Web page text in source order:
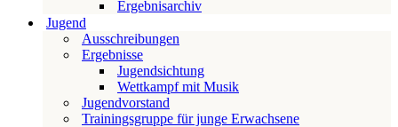
Ergebnisarchiv
Jugend
Ausschreibungen
Ergebnisse
Jugendsichtung
Wettkampf mit Musik
Jugendvorstand
Trainingsgruppe für junge Erwachsene